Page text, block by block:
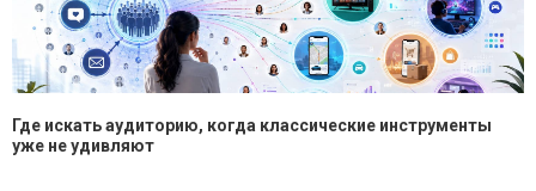
Где искать аудиторию, когда классические инструменты
уже не удивляют